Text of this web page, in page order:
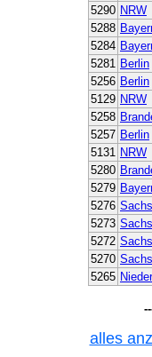
5290 NRW
5288
5284
5281 Berlin
5256 Berlin
5129 NRW
5258
5257 Berlin
5131 NRW
5280
5279
5276
5273
5272
5270
5265
alles